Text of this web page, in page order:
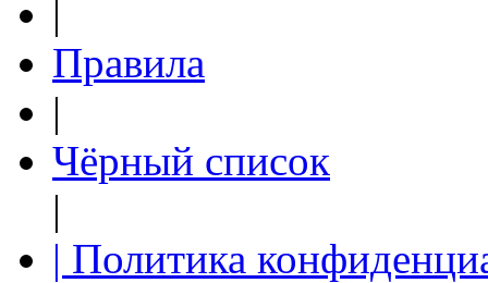
|
Правила
|
Чёрный список
|
| Политика